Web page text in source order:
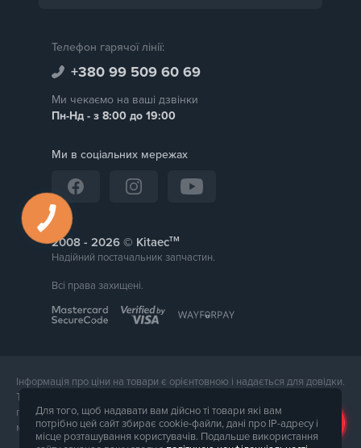
Телефон гарячої лінії:
+380 99 509 60 69
Ми чекаємо на ваші дзвінки
Пн-Нд - з 8:00 до 19:00
Ми в соціальних мережах
2008 - © Kitaecтм
Надійний постачальник запчастин.
Всі права захищені.
Інформація про ціни на товари є орієнтовною і надається для довідки.
Точна вартість товару буде названа менеджером магазину при
підтвердження замовлення. Зовнішній вигляд і комплектація товару
може відрізнятися від його фотографії.
Для того, щоб надавати вам дійсно ті товари які вам
потрібно цей сайт збирає cookie-файли, дані про IP-адресу і
місце розташування користувачів. Подальше використання